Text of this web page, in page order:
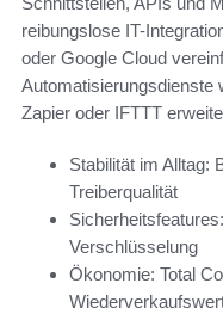
reibungslose IT-
oder Google Cloud
Automatisierungsdienste
Zapier oder IFTTT
Stabilität im Alltag:
Treiberqualität
Verschlüsselung
Ökonomie: Total